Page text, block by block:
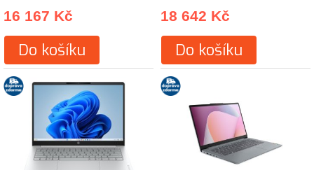
16 167 Kč
Do košíku
18 642 Kč
Do košíku